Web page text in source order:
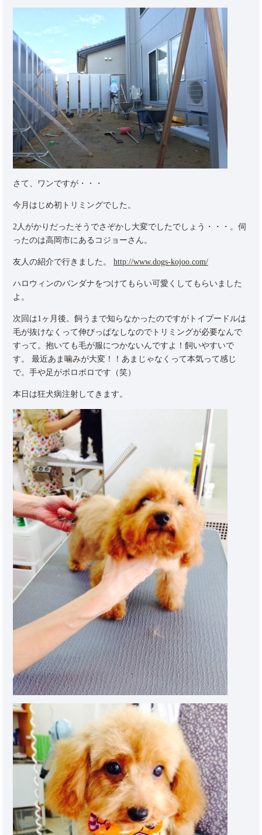
さて、ワンですが・・・
今月はじめ初トリミングでした。
2人がかりだったそうでさぞかし大変でしたでしょう・・・。伺
ったのは高岡市にあるコジョーさん。
友人の紹介で行きました。http://www.dogs-kojoo.com/
ハロウィンのバンダナをつけてもらい可愛くしてもらいました
よ。
次回は1ヶ月後。飼うまで知らなかったのですがトイプードルは
毛が抜けなくって伸びっぱなしなのでトリミングが必要なんで
すって。抱いても毛が服につかないんですよ！飼いやすいで
す。 最近あま噛みが大変！！あまじゃなくって本気って感じ
で。手や足がボロボロです（笑）
本日は狂犬病注射してきます。